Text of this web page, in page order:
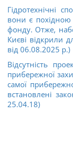
Гідротехнічні
вони є похідною
фонду. Отже,
Києві відкрили
від 06.08.2025 р.)
Відсутність
прибережної
самої
встановлені
25.04.18)